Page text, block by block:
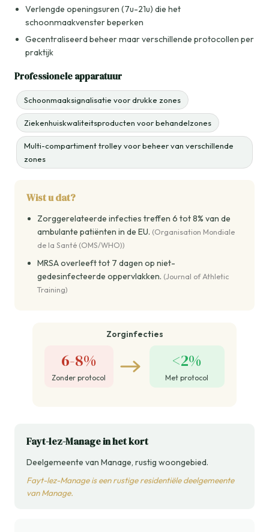
Verlengde openingsuren (7u-21u) die het
schoonmaakvenster beperken
Gecentraliseerd beheer maar verschillende protocollen per
praktijk
Professionele apparatuur
Schoonmaaksignalisatie voor drukke zones
Ziekenhuiskwaliteitsproducten voor behandelzones
Multi-compartiment trolley voor beheer van verschillende
zones
Wist u dat?
Zorggerelateerde infecties treffen 6 tot 8% van de
ambulante patiënten in de EU. (Organisation Mondiale
de la Santé (OMS/WHO))
MRSA overleeft tot 7 dagen op niet-
gedesinfecteerde oppervlakken. (Journal of Athletic
Training)
Zorginfecties
6-8%
Zonder protocol
<2%
Met protocol
Fayt-lez-Manage in het kort
Deelgemeente van Manage, rustig woongebied.
Fayt-lez-Manage is een rustige residentiële deelgemeente
van Manage.